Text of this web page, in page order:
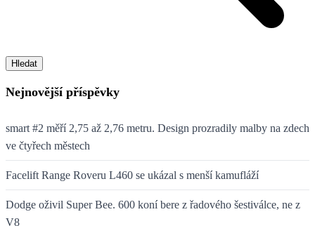
Hledat
Nejnovější příspěvky
smart #2 měří 2,75 až 2,76 metru. Design prozradily malby na zdech
ve čtyřech městech
Facelift Range Roveru L460 se ukázal s menší kamufláží
Dodge oživil Super Bee. 600 koní bere z řadového šestiválce, ne z
V8